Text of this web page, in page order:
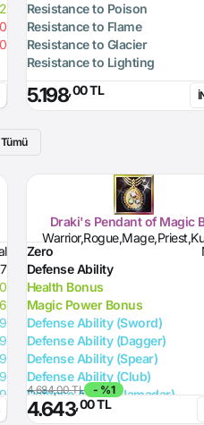
Resistance to Poison
Resistance to Flame
Resistance to Glacier
Resistance to Lighting
5.198,00 TL
Tümü
7
6
9
9
9
9
9
Draki's Pendant of Magic
Zero
Defense Ability
Health Bonus
Magic Power Bonus
Defense Ability (Sword)
Defense Ability (Dagger)
Defense Ability (Spear)
Defense Ability (Club)
Defense Ability (Jamadar)
Defense Ability (Arrow)
4.684,00 TL - %1
4.643,00 TL